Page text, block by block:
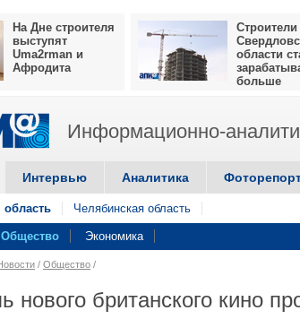
На Дне строителя
выступят
Uma2rman и
Афродита
Строители
области
больше
Информационно-
Интервью Аналитика
область Челябинская область
Общество Экономика
/ Общество /
нового британского кино